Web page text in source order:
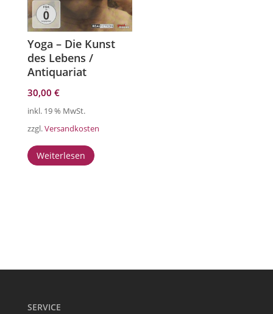
Yoga – Die Kunst
des Lebens /
Antiquariat
30,00 €
inkl. 19 % MwSt.
zzgl.Versandkosten
Weiterlesen
SERVICE